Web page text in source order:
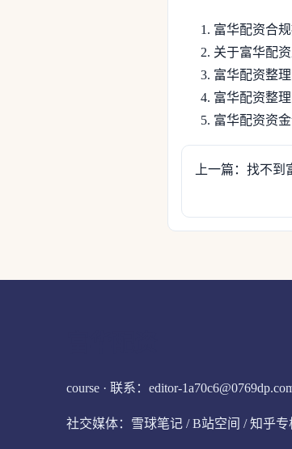
富华配资合
关于富华配
富华配资整
富华配资整
富华配资资
上一篇：找不
course · 联系：editor-
社交媒体：雪球笔记 / B站空间 / 知乎